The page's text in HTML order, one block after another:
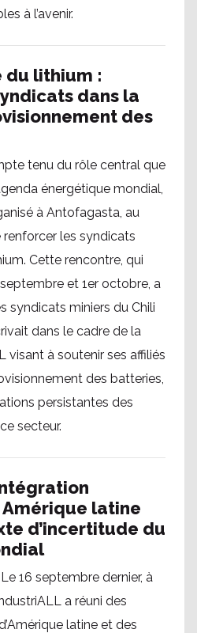
à l’avenir.
du lithium :
dans la
des
tenu du rôle central que
énergétique mondial,
à Antofagasta, au
renforcer les syndicats
Cette rencontre, qui
et 1er octobre, a
syndicats miniers du Chili
dans le cadre de la
visant à soutenir ses affiliés
des batteries,
persistantes des
secteur.
latine
d’incertitude du
Le 16 septembre dernier, à
a réuni des
latine et des